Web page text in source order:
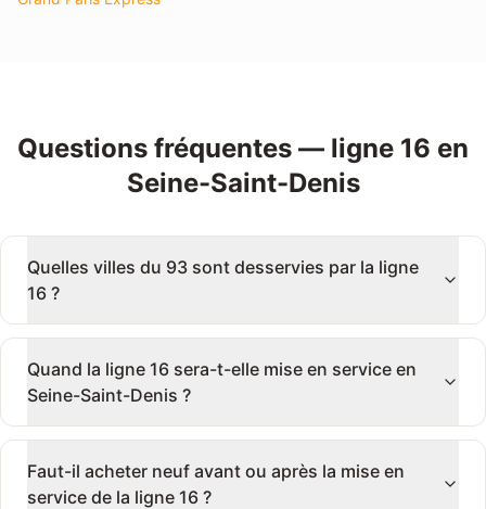
Questions fréquentes — ligne 16 en
Seine-Saint-Denis
Quelles villes du 93 sont desservies par la ligne
16 ?
Quand la ligne 16 sera-t-elle mise en service en
Seine-Saint-Denis ?
Faut-il acheter neuf avant ou après la mise en
service de la ligne 16 ?